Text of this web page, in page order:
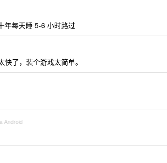
年每天睡 5-6 小时路过
了，装个游戏太简单。
Android